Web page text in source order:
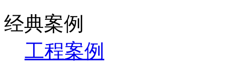
经典案例
工程案例